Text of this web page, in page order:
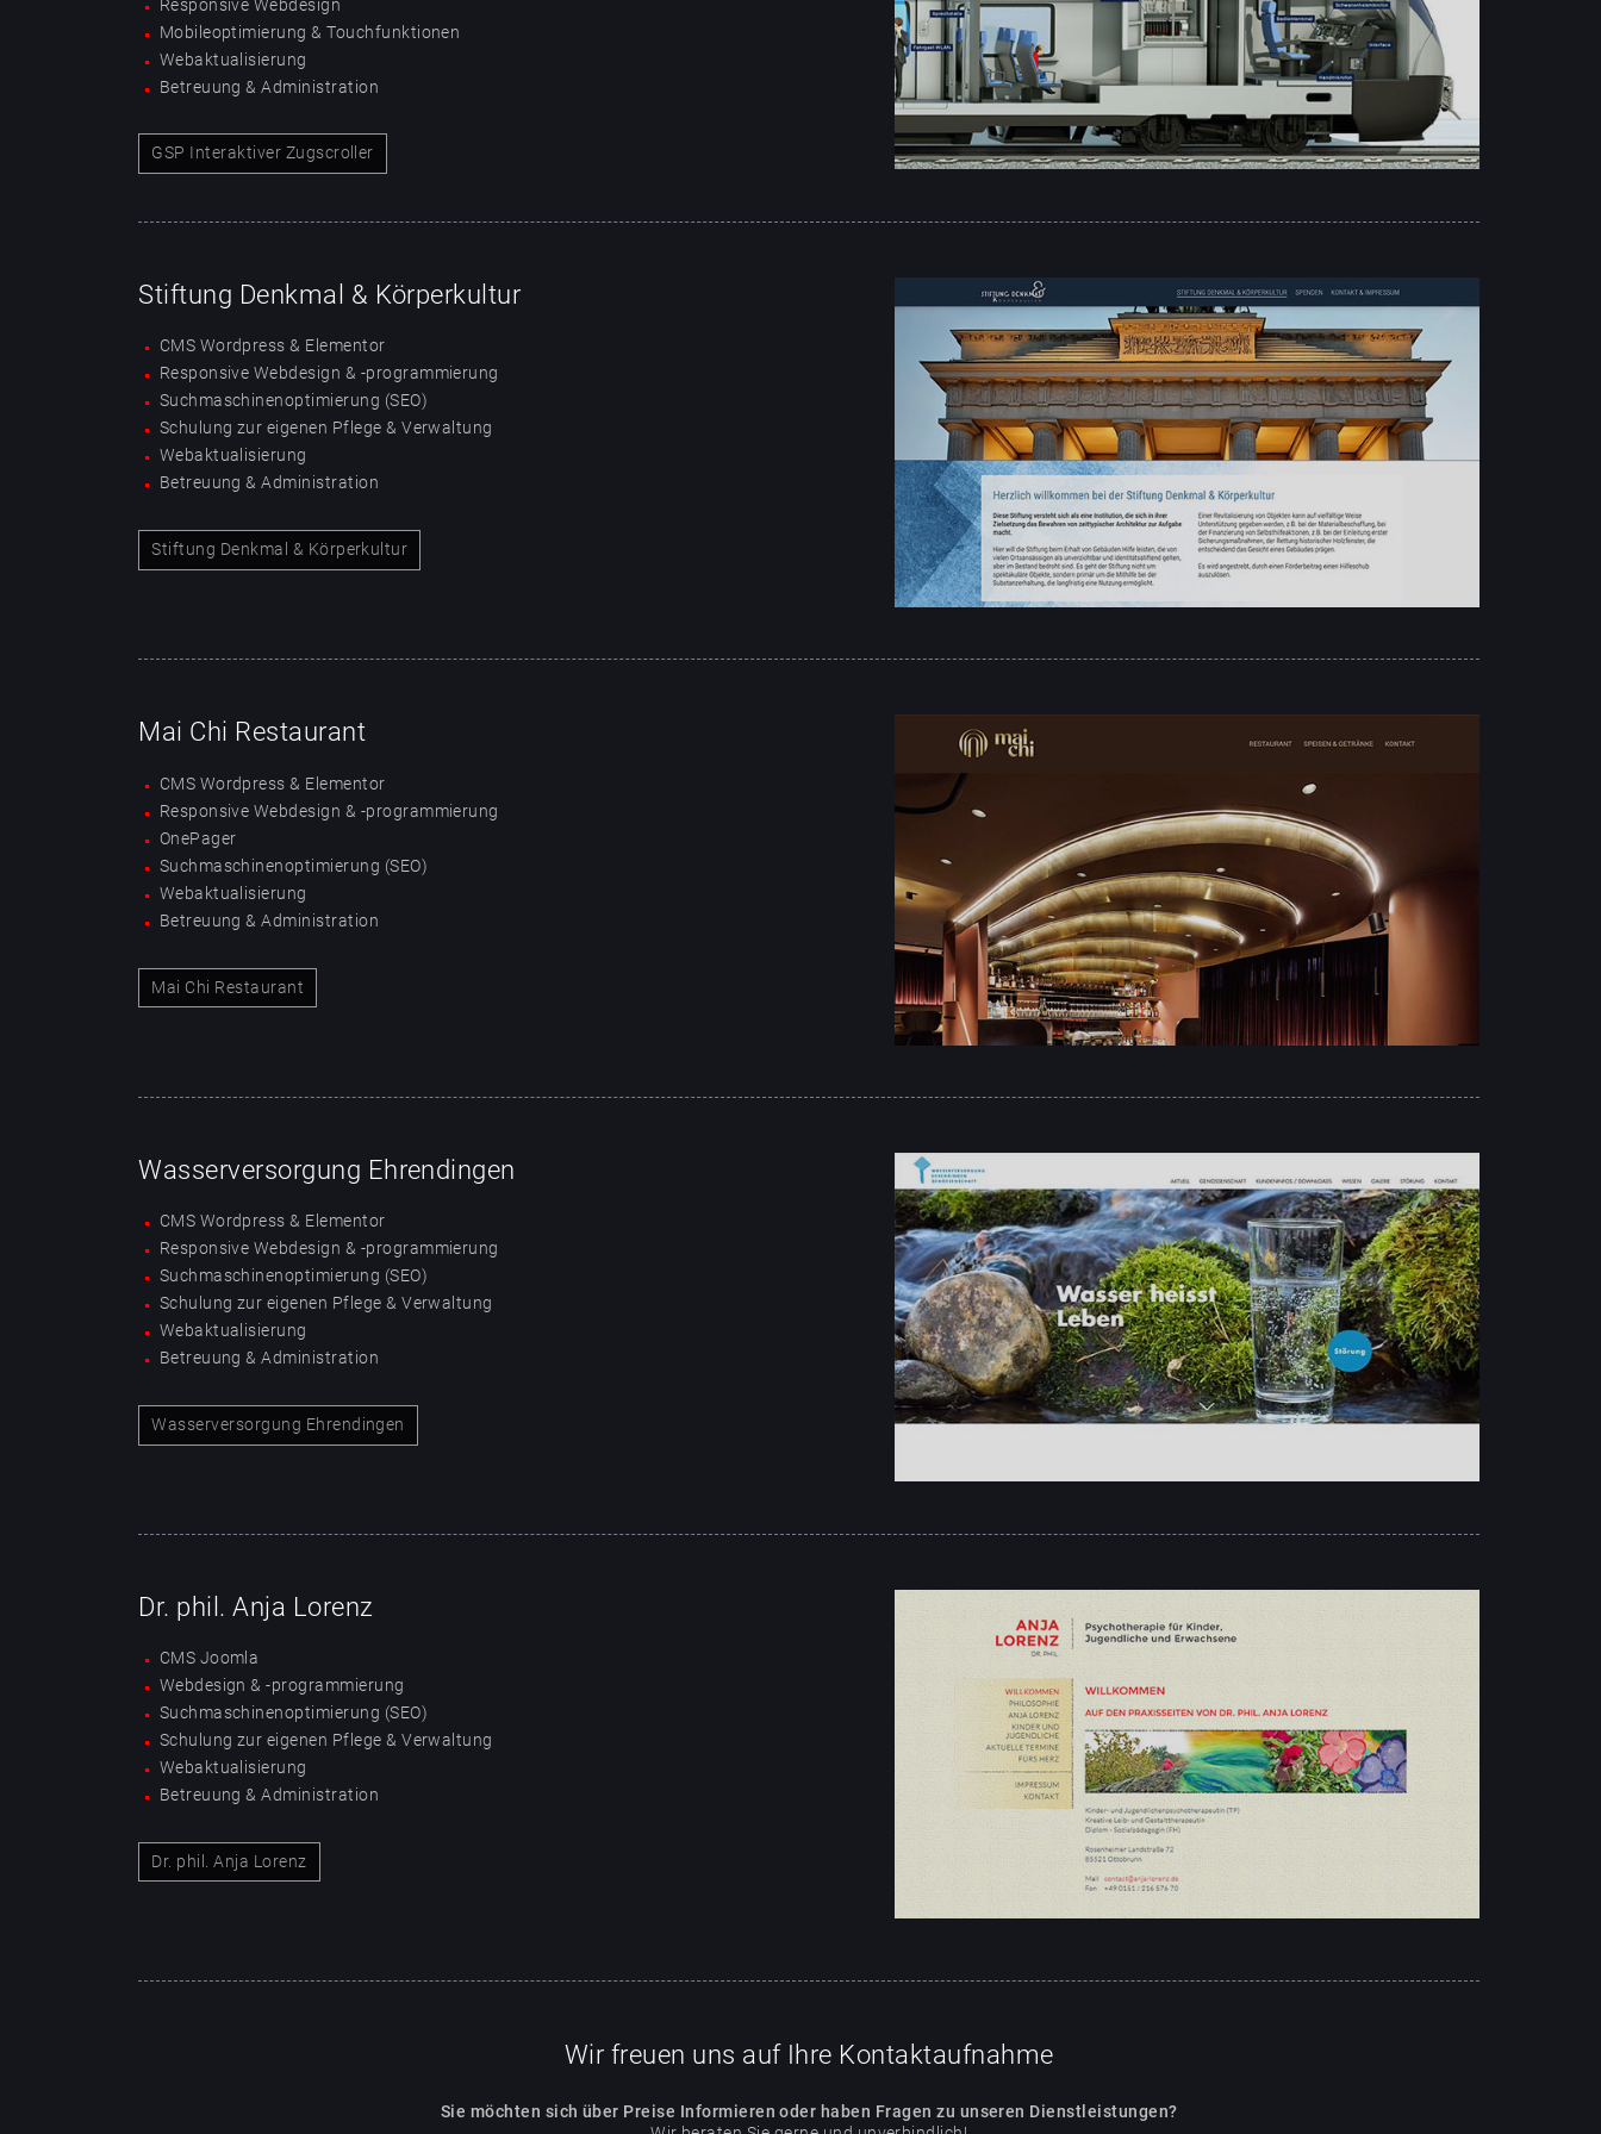
Responsive Webdesign
Mobileoptimierung & Touchfunktionen
Webaktualisierung
Betreuung & Administration
GSP Interaktiver Zugscroller
Stiftung Denkmal & Körperkultur
CMS Wordpress & Elementor
Responsive Webdesign & -programmierung
Suchmaschinenoptimierung (SEO)
Schulung zur eigenen Pflege & Verwaltung
Webaktualisierung
Betreuung & Administration
Stiftung Denkmal & Körperkultur
Mai Chi Restaurant
CMS Wordpress & Elementor
Responsive Webdesign & -programmierung
OnePager
Suchmaschinenoptimierung (SEO)
Webaktualisierung
Betreuung & Administration
Mai Chi Restaurant
Wasserversorgung Ehrendingen
CMS Wordpress & Elementor
Responsive Webdesign & -programmierung
Suchmaschinenoptimierung (SEO)
Schulung zur eigenen Pflege & Verwaltung
Webaktualisierung
Betreuung & Administration
Wasserversorgung Ehrendingen
Dr. phil. Anja Lorenz
CMS Joomla
Webdesign & -programmierung
Suchmaschinenoptimierung (SEO)
Schulung zur eigenen Pflege & Verwaltung
Webaktualisierung
Betreuung & Administration
Dr. phil. Anja Lorenz
Wir freuen uns auf Ihre Kontaktaufnahme
Sie möchten sich über Preise Informieren oder haben Fragen zu unseren Dienstleistungen?